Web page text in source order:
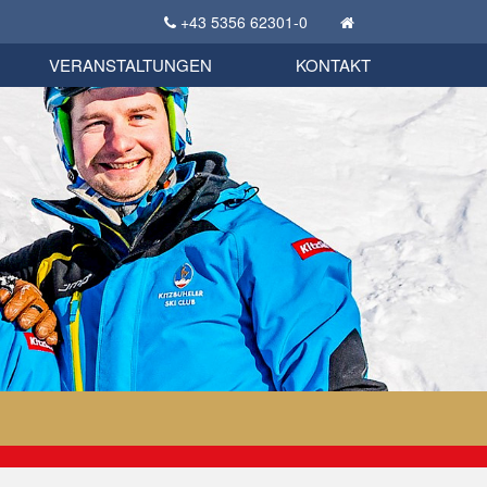
+43 5356 62301-0
KSC Sportgeschichte
Bekleidungsshop
VERANSTALTUNGEN KONTAKT